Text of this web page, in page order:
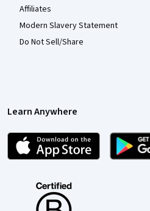
Affiliates
Modern Slavery Statement
Do Not Sell/Share
Learn Anywhere